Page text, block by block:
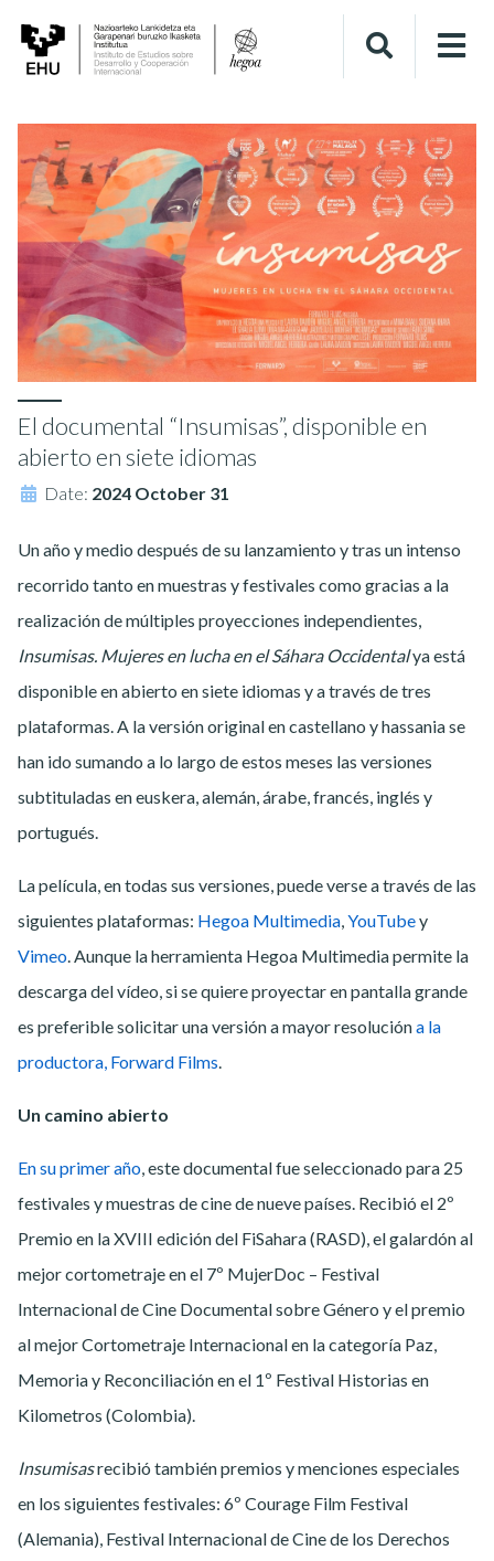
El documental “Insumisas”, disponible en
abierto en siete idiomas
Date: 2024 October 31
Un año y medio después de su lanzamiento y tras un intenso
recorrido tanto en muestras y festivales como gracias a la
realización de múltiples proyecciones independientes,
Insumisas. Mujeres en lucha en el Sáhara Occidentalya está
disponible en abierto en siete idiomas y a través de tres
plataformas. A la versión original en castellano y hassania se
han ido sumando a lo largo de estos meses las versiones
subtituladas en euskera, alemán, árabe, francés, inglés y
portugués.
La película, en todas sus versiones, puede verse a través de las
siguientes plataformas: Hegoa Multimedia YouTubey
Vimeo . Aunque la herramienta Hegoa Multimedia permite la
descarga del vídeo, si se quiere proyectar en pantalla grande
es preferible solicitar una versión a mayor resolucióna la
productora, Forward Films
Un camino abierto
En su primer año , este documental fue seleccionado para 25
festivales y muestras de cine de nueve países. Recibió el 2º
Premio en la XVIII edición del FiSahara (RASD), el galardón al
mejor cortometraje en el 7º MujerDoc – Festival
Internacional de Cine Documental sobre Género y el premio
al mejor Cortometraje Internacional en la categoría Paz,
Memoria y Reconciliación en el 1º Festival Historias en
Kilometros (Colombia).
Insumisasrecibió también premios y menciones especiales
en los siguientes festivales: 6º Courage Film Festival
(Alemania), Festival Internacional de Cine de los Derechos